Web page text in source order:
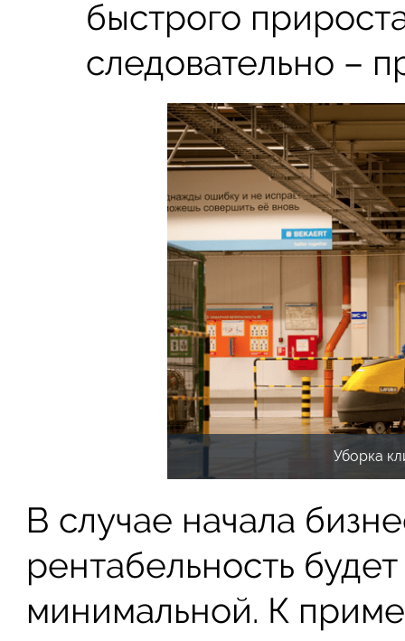
быстрого
следовательно –
Уборка
В случае начала
рентабельность
минимальной. К